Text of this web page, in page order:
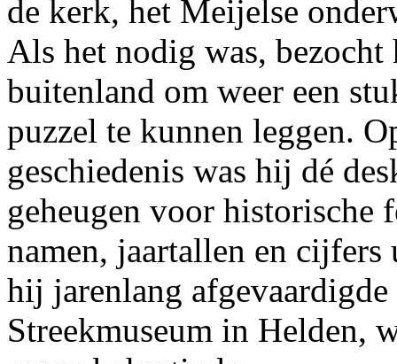
de kerk, het Meijelse
Als het nodig was,
buitenland om weer een
puzzel te kunnen leggen.
geschiedenis was hij dé
geheugen voor
namen, jaartallen en
hij jarenlang
Streekmuseum in Helden,